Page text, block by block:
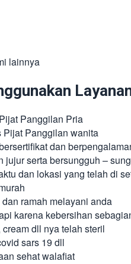
lainnya
Panggilan Pria
Pijat Panggilan wanita
dan
jujur serta bersungguh –
dan lokasi yang telah di
ramah melayani anda
karena kebersihan
dll nya telah steril
sars 19 dll
sehat walafiat